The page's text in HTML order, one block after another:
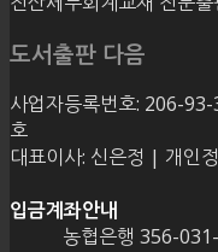
도서출판 다음
사업자등록번호: 206-
호
대표이사: 신은정 | 개인
입금계좌안내
농협은행 356-